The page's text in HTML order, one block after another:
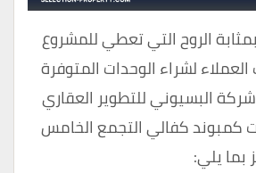
الروح التي تعطي للمشروع
لشراء الوحدات المتوفرة
البسيوني للتطوير العقاري
كمبوند كفالي التجمع الخامس
بما يلي: